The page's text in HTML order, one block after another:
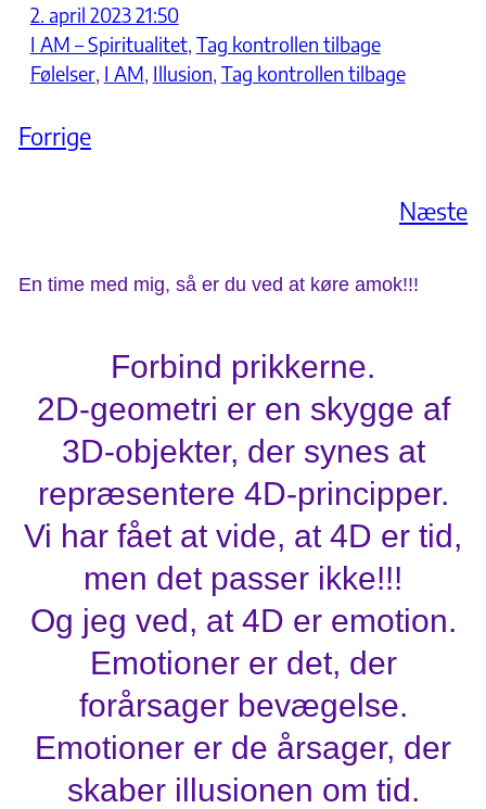
2. april 2023 21:50
I AM – Spiritualitet, Tag kontrollen tilbage
Følelser, I AM, Illusion, Tag kontrollen tilbage
Forrige
Næste
En time med mig, så er du ved at køre amok!!!
Forbind prikkerne.
2D-geometri er en skygge af
3D-objekter, der synes at
repræsentere 4D-principper.
Vi har fået at vide, at 4D er tid,
men det passer ikke!!!
Og jeg ved, at 4D er emotion.
Emotioner er det, der
forårsager bevægelse.
Emotioner er de årsager, der
skaber illusionen om tid.